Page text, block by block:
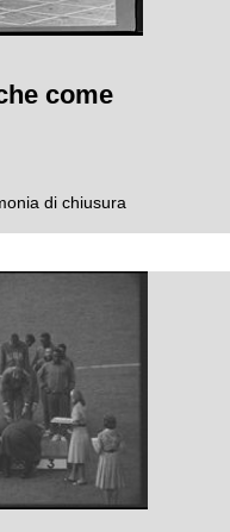
come
di chiusura